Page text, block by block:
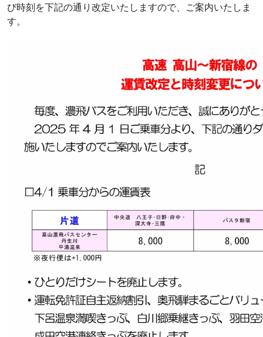
び時刻を下記の通り改定いたしますので、ご案内いたしま
す。